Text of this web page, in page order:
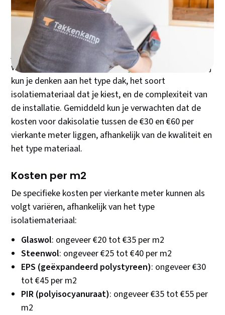
De kosten van dakisolatie
Dakisolatie is een essentiële investering voor het
verhogen van de energie-efficiëntie en het comfort in
je woning. De kosten hiervoor kunnen variëren en
worden beïnvloed door verschillende factoren. Hierbij
kun je denken aan het type dak, het soort
isolatiemateriaal dat je kiest, en de complexiteit van
de installatie. Gemiddeld kun je verwachten dat de
kosten voor dakisolatie tussen de €30 en €60 per
vierkante meter liggen, afhankelijk van de kwaliteit en
het type materiaal.
Kosten per m2
De specifieke kosten per vierkante meter kunnen als
volgt variëren, afhankelijk van het type
isolatiemateriaal:
Glaswol: ongeveer €20 tot €35 per m2
Steenwol: ongeveer €25 tot €40 per m2
EPS (geëxpandeerd polystyreen): ongeveer €30
tot €45 per m2
PIR (polyisocyanuraat): ongeveer €35 tot €55 per
m2